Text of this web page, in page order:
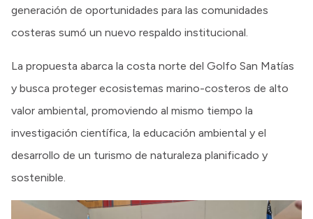
generación de oportunidades para las comunidades
costeras sumó un nuevo respaldo institucional.
La propuesta abarca la costa norte del Golfo San Matías
y busca proteger ecosistemas marino-costeros de alto
valor ambiental, promoviendo al mismo tiempo la
investigación científica, la educación ambiental y el
desarrollo de un turismo de naturaleza planificado y
sostenible.